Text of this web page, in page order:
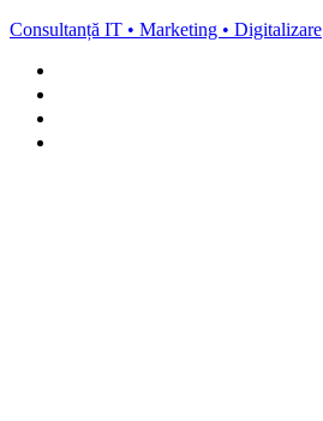
Consultanță IT • Marketing • Digitalizare